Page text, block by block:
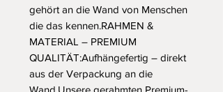
gehört an die Wand von Menschen
die das kennen.RAHMEN &
MATERIAL – PREMIUM
QUALITÄT:Aufhängefertig – direkt
aus der Verpackung an die
Wand.Unsere gerahmten Premium-